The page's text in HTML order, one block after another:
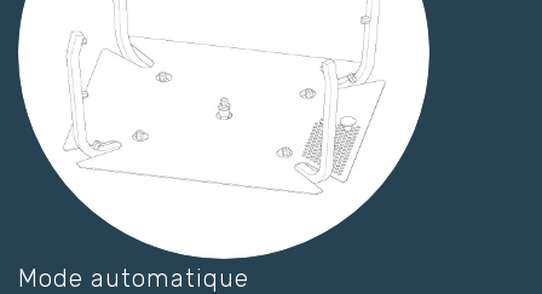
Mode automatique